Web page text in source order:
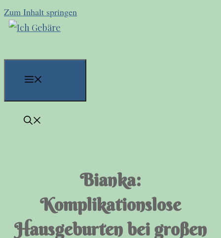
Zum Inhalt springen
Bianka:
Komplikationslose
Hausgeburten bei großen